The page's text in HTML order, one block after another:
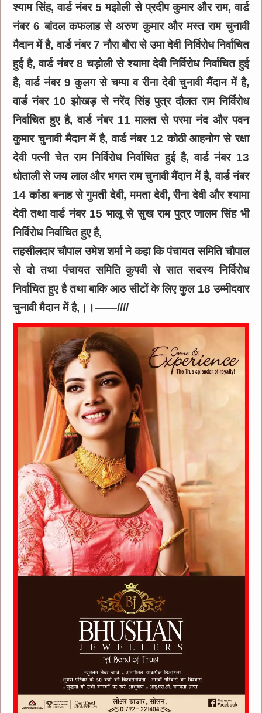
श्याम सिंह, वार्ड नंबर 5 मझोली से प्रदीप कुमार और राम, वार्ड
नंबर 6 बांदल कफलाह से अरुण कुमार और मस्त राम चुनावी
मैदान में है, वार्ड नंबर 7 नौरा बौरा से उमा देवी निर्विरोध निर्वाचित
हुई है, वार्ड नंबर 8 चड़ोली से श्यामा देवी निर्विरोध निर्वाचित हुई
है, वार्ड नंबर 9 कुलग से चम्पा व रीना देवी चुनावी मैंदान में है,
वार्ड नंबर 10 झोखड़ से नरेंद सिंह पुत्र दौलत राम निर्विरोध
निर्वाचित हुए है, वार्ड नंबर 11 मालत से परमा नंद और पवन
कुमार चुनावी मैदान में है, वार्ड नंबर 12 कोठी आहनोग से रक्षा
देवी पत्नी चेत राम निर्विरोध निर्वाचित हुई है, वार्ड नंबर 13
धोताली से जय लाल और भगत राम चुनावी मैंदान में है, वार्ड नंबर
14 कांडा बनाह से गुमती देवी, ममता देवी, रीना देवी और श्यामा
देवी तथा वार्ड नंबर 15 भालू से सुख राम पुत्र जालम सिंह भी
निर्विरोध निर्वाचित हुए है,
तहसीलदार चौपाल उमेश शर्मा ने कहा कि पंचायत समिति चौपाल
से दो तथा पंचायत समिति कुपवी से सात सदस्य निर्विरोध
निर्वाचित हुए है तथा बाकि आठ सीटों के लिए कुल 18 उम्मीदवार
चुनावी मैदान में है,।।——////